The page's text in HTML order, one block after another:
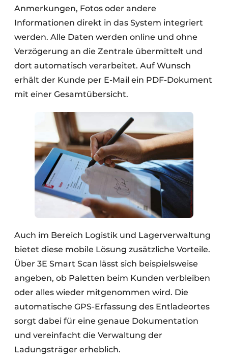
Anmerkungen, Fotos oder andere
Informationen direkt in das System integriert
werden. Alle Daten werden online und ohne
Verzögerung an die Zentrale übermittelt und
dort automatisch verarbeitet. Auf Wunsch
erhält der Kunde per E-Mail ein PDF-Dokument
mit einer Gesamtübersicht.
Auch im Bereich Logistik und Lagerverwaltung
bietet diese mobile Lösung zusätzliche Vorteile.
Über 3E Smart Scan lässt sich beispielsweise
angeben, ob Paletten beim Kunden verbleiben
oder alles wieder mitgenommen wird. Die
automatische GPS-Erfassung des Entladeortes
sorgt dabei für eine genaue Dokumentation
und vereinfacht die Verwaltung der
Ladungsträger erheblich.